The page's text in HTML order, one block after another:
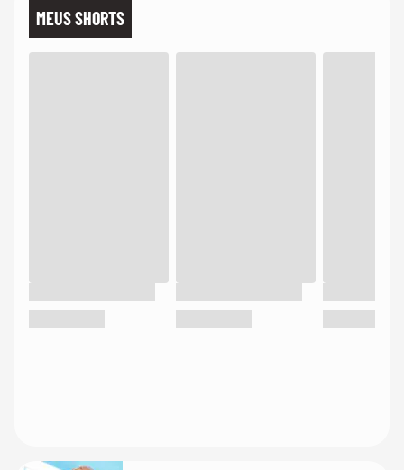
MEUS SHORTS